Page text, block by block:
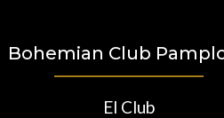
Bohemian Club
El Club